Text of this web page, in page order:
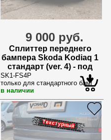
9 000 руб.
Сплиттер переднего
бампера Skoda Kodiaq 1
стандарт (ver. 4) - под
SK1-FS4P
только для стандартного бампера
в наличии